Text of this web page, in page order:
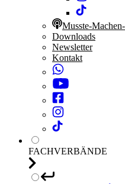
Musste-
Downloads
Newsletter
Kontakt
FACHVERBÄNDE